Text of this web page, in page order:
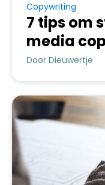
Copywriting
7 tips om
media
Door Dieuwertje